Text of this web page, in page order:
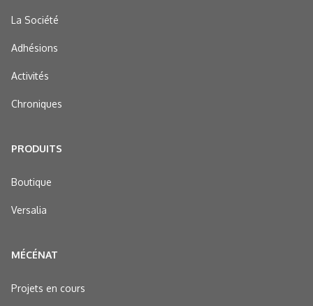
La Société
Adhésions
Activités
Chroniques
PRODUITS
Boutique
Versalia
MÉCÉNAT
Projets en cours